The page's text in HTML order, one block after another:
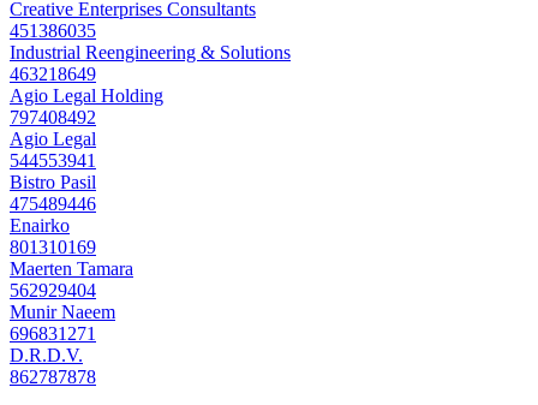
Creative Enterprises Consultants
451386035
Industrial Reengineering & Solutions
463218649
Agio Legal Holding
797408492
Agio Legal
544553941
Bistro Pasil
475489446
Enairko
801310169
Maerten Tamara
562929404
Munir Naeem
696831271
D.R.D.V.
862787878